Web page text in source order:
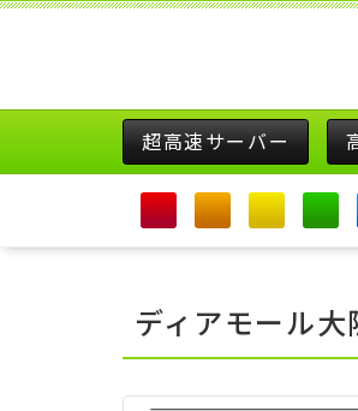
超高速サーバー
ディアモール大